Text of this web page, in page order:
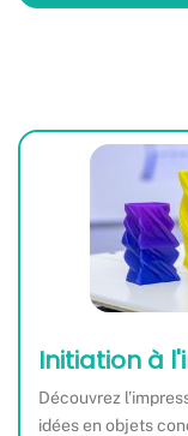
Initiation à
Découvrez
idées en objets